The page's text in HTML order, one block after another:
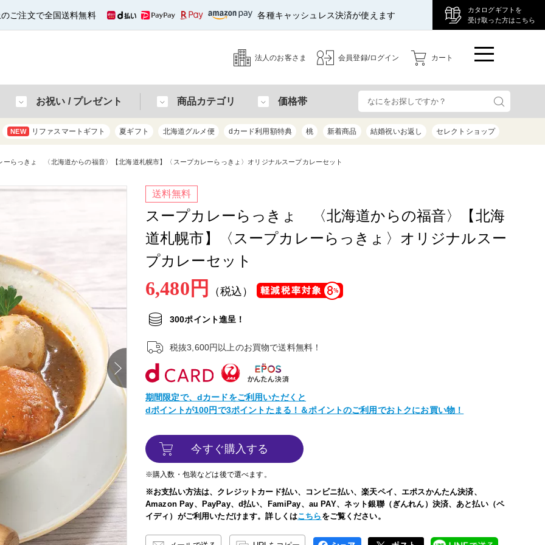
ご注文で全国送料無料 各種キャッシュレス決済が使えます
カタログギフトを
受け取った方はこちら
法人のお客さま 会員登録/ログイン カート
お祝い / プレゼント 商品カテゴリ 価格帯
NEW リファスマートギフト 夏ギフト 北海道グルメ便 dカード利用額特典 桃 新着商品 結婚祝いお返し セレクトショップ
ーらっきょ 〈北海道からの福音〉【北海道札幌市】〈スープカレーらっきょ〉オリジナルスープカレーセット
送料無料
スープカレーらっきょ 〈北海道からの福音〉【北海
道札幌市】〈スープカレーらっきょ〉オリジナルスー
プカレーセット
6,480円 （税込）
300ポイント進呈！
税抜3,600円以上のお買物で送料無料！
期間限定で、dカードをご利用いただくと
dポイントが100円で3ポイントたまる！＆ポイントのご利用でおトクにお買い物！
今すぐ購入する
※購入数・包装などは後で選べます。
※お支払い方法は、クレジットカード払い、コンビニ払い、楽天ペイ、エポスかんたん決済、
Amazon Pay、PayPay、d払い、FamiPay、au PAY、ネット銀聯（ぎんれん）決済、あと払い（ペ
イディ）がご利用いただけます。詳しくはこちら をご覧ください。